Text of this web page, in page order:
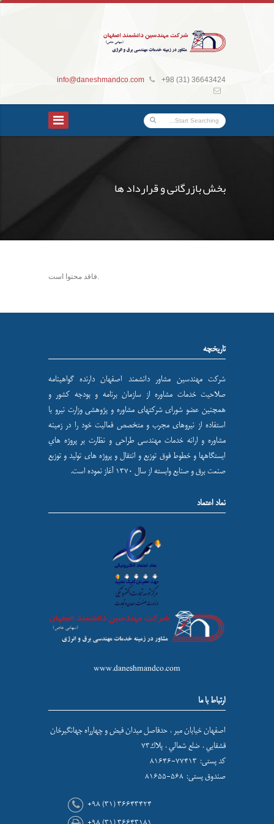
info@daneshmandco.com +98 (31) 36643424
بخش بازرگانی و قرارداد ها
فاقد محتوا است.
تاریخچه
شركت مهندسين مشاور دانشمند اصفهان دارنده گواهینامه
صلاحیت خدمات مشاوره از سازمان برنامه و بودجه کشور و
همچنین عضو شورای شركتهای مشاوره و پژوهشی وزارت نيرو با
استفاده از نيروهای مجرب و متخصص فعاليت خود را در زمينه
مشاوره و ارائه خدمات مهندسی طراحی و نظارت بر پروژه هاي
ايستگاهها و خطوط فوق توزيع و انتقال و پروژه های توليد و توزيع
صنعت برق و صنايع وابسته از سال ۱۳۷۰ آغاز نموده است.
نماد اعتماد
www.daneshmandco.com
ارتباط با ما
اصفهان خيابان مير ، حدفاصل ميدان فيض و چهارراه جهانگيرخان
قشقايي ، ضلع شمالي ، پلاك۷۳
کد پستی: ۷۷۴۱۳-۸۱۶۴۶
صندوق پستی: ۵۶۸-۸۱۶۵۵
+۹۸ (۳۱) ۳۶۶۴۳۴۲۴